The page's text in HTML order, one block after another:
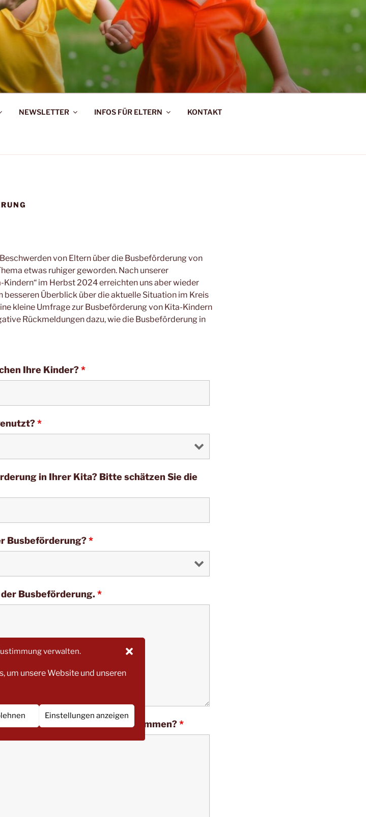
verwalten.
um unsere Website und unseren
Einstellungen anzeigen
TRIER-SAARBURG
NEWSLETTER INFOS FÜR ELTERN KONTAKT
von Eltern über die Busbeförderung von
etwas ruhiger geworden. Nach unserer
im Herbst 2024 erreichten uns aber wieder
besseren Überblick über die aktuelle Situation im Kreis
kleine Umfrage zur Busbeförderung von Kita-Kindern
Rückmeldungen dazu, wie die Busbeförderung in
Ihre Kinder?*
*
in Ihrer Kita? Bitte schätzen Sie die
Busbeförderung?*
Busbeförderung. *
die Probleme bereits unternommen?*